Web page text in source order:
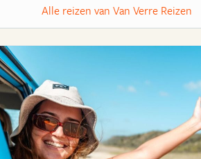
Alle reizen van Van Verre Reizen